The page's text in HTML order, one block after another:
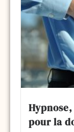
pour la